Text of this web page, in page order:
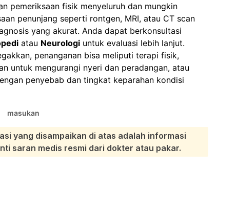
pemeriksaan fisik menyeluruh dan mungkin
penunjang seperti rontgen, MRI, atau CT scan
yang akurat. Anda dapat berkonsultasi
atau Neurologi untuk evaluasi lebih lanjut.
penanganan bisa meliputi terapi fisik,
untuk mengurangi nyeri dan peradangan, atau
penyebab dan tingkat keparahan kondisi
masukan
yang disampaikan di atas adalah informasi
saran medis resmi dari dokter atau pakar.